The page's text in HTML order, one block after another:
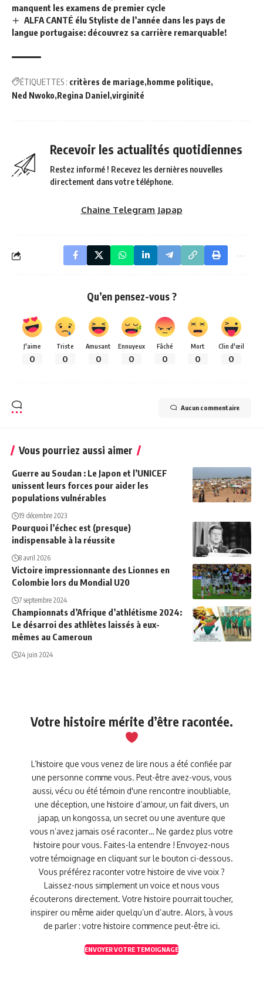
manquent les examens de premier cycle
ALFA CANTÉ élu Styliste de l’année dans les pays de
langue portugaise: découvrez sa carrière remarquable!
ÉTIQUETTES : critères de mariage homme politique
Ned Nwoko Regina Daniel virginité
Recevoir les actualités quotidiennes
Restez informé ! Recevez les dernières nouvelles
directement dans votre téléphone.
Chaine Telegram Japap
Qu’en pensez-vous ?
J'aime
0
Triste
0
Amusant
0
Ennuyeux
0
Fâché
0
Mort
0
Clin d'œil
0
Aucun commentaire
Vous pourriez aussi aimer
Guerre au Soudan : Le Japon et l’UNICEF
unissent leurs forces pour aider les
populations vulnérables
19 décembre 2023
Pourquoi l’échec est (presque)
indispensable à la réussite
8 avril 2026
Victoire impressionnante des Lionnes en
Colombie lors du Mondial U20
7 septembre 2024
Championnats d’Afrique d’athlétisme 2024:
Le désarroi des athlètes laissés à eux-
mêmes au Cameroun
24 juin 2024
Votre histoire mérite d’être racontée.
L’histoire que vous venez de lire nous a été confiée par
une personne comme vous. Peut-être avez-vous, vous
aussi, vécu ou été témoin d'une rencontre inoubliable,
une déception, une histoire d’amour, un fait divers, un
japap, un kongossa, un secret ou une aventure que
vous n’avez jamais osé raconter… Ne gardez plus votre
histoire pour vous. Faites-la entendre ! Envoyez-nous
votre témoignage en cliquant sur le bouton ci-dessous.
Vous préférez raconter votre histoire de vive voix ?
Laissez-nous simplement un voice et nous vous
écouterons directement. Votre histoire pourrait toucher,
inspirer ou même aider quelqu’un d’autre. Alors, à vous
de parler : votre histoire commence peut-être ici.
ENVOYER VOTRE TEMOIGNAGE